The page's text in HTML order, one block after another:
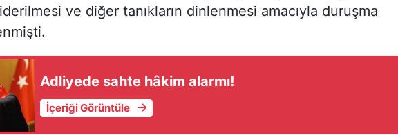
ve diğer tanıkların dinlenmesi amacıyla duruşma
Adliyede sahte hâkim alarmı!
İçeriği Görüntüle